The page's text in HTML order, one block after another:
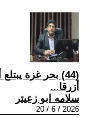
(44) بحر غزة
أزرقا...
سلامه ابو زعيتر
2026 / 6 / 20